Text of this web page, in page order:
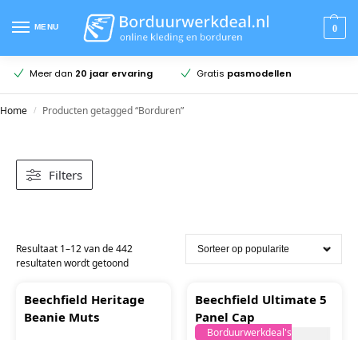
MENU 0
Meer dan 20 jaar ervaring Gratis pasmodellen
Home / Producten getagged “Borduren”
Filters
Resultaat 1–12 van de 442
resultaten wordt getoond
Beechfield Heritage
Beanie Muts
Beechfield Ultimate 5
Panel Cap
Borduurwerkdeal's